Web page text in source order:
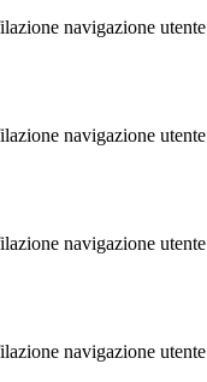
navigazione utente
navigazione utente
navigazione utente
navigazione utente